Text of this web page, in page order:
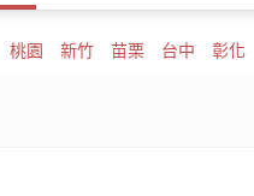
桃園 新竹 苗栗 台中 彰化